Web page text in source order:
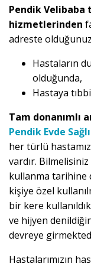
Pendik Velibaba
hizmetlerinden
adreste
Hastaların
olduğunda,
Hastaya
Tam donanımlı
Pendik Evde
her türlü
vardır.
kullanma tarihine
kişiye özel
bir kere
ve hijyen
devreye
Hastalarımızın